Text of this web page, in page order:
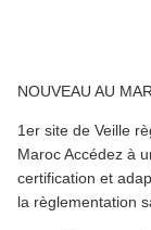
NOUVEAU AU
1er site de Veille
Maroc Accédez à
certification et
la règlementation